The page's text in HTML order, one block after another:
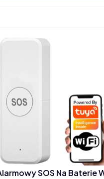
SOS Na Baterie